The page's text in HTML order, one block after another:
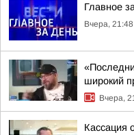
Главное
Вчера, 21:48
широкий
Вчера,
Кассация